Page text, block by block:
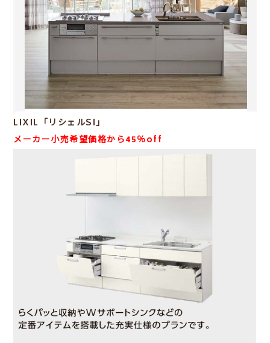
LIXIL「リシェルSI」
メーカー小売希望価格から45％off